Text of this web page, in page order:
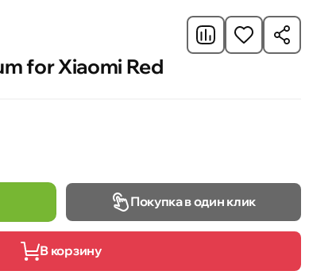
for Xiaomi Red
Покупка в один клик
В корзину